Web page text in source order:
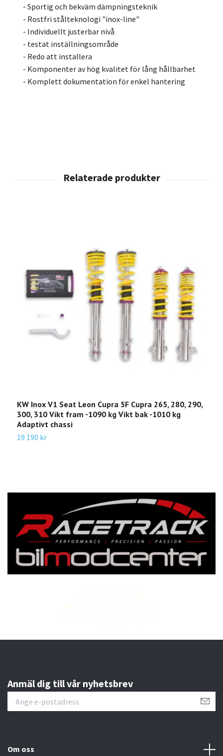
- Sportig och bekväm dämpningsteknik
- Rostfri stålteknologi "inox-line"
- Individuellt justerbar nivå
- testat inställningsområde
- Redo att installera
- Komponenter av hög kvalitet för lång hållbarhet
- Komplett dokumentation för enkel hantering
KW Inox V1 Seat Leon Cupra 5F Cupra 265, 280, 290,
300, 310 Vikt fram -1090 kg Vikt bak -1010 kg
Adaptivt chassi
19 190 kr
Anmäl dig till vår nyhetsbrev
Om oss